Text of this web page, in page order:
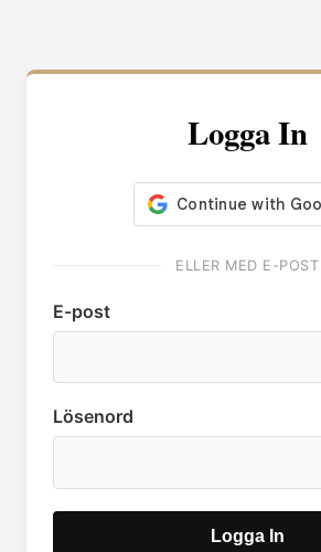
Logga In
ELLER MED E-POST
E-post
Lösenord
Logga In